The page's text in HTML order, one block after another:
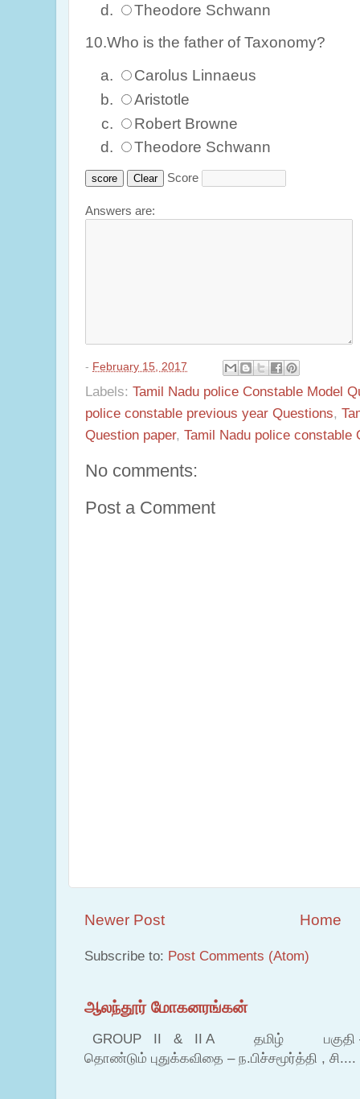
Theodore Schwann
10.Who is the father of Taxonomy?
Carolus Linnaeus
Aristotle
Robert Browne
Theodore Schwann
Score
Answers are:
- February 15, 2017
Labels: Tamil Nadu police Constable Model
police constable previous year Questions,
Question paper, Tamil Nadu police constable
No comments:
Post a Comment
Newer Post Home
Subscribe to: Post Comments (Atom)
ஆலந்தூர் மோகனரங்கன்
GROUP II & II A தமிழ் பகுதி – இ
தொண்டும் புதுக்கவிதை – ந.பிச்சமூர்த்தி , சி....